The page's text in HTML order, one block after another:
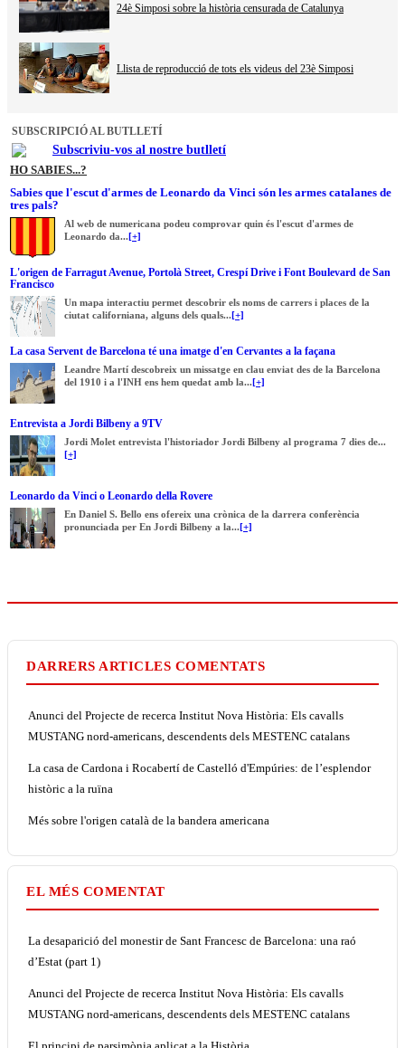
24è Simposi sobre la història censurada de Catalunya
Llista de reproducció de tots els videus del 23è Simposi
SUBSCRIPCIÓ AL BUTLLETÍ
Subscriviu-vos al nostre butlletí
HO SABIES...?
Sabies que l'escut d'armes de Leonardo da Vinci són les armes catalanes de
tres pals?
Al web de numericana podeu comprovar quin és l'escut d'armes de
Leonardo da...[+]
L'origen de Farragut Avenue, Portolà Street, Crespí Drive i Font Boulevard de San
Francisco
Un mapa interactiu permet descobrir els noms de carrers i places de la
ciutat californiana, alguns dels quals...[+]
La casa Servent de Barcelona té una imatge d'en Cervantes a la façana
Leandre Martí descobreix un missatge en clau enviat des de la Barcelona
del 1910 i a l'INH ens hem quedat amb la...[+]
Entrevista a Jordi Bilbeny a 9TV
Jordi Molet entrevista l'historiador Jordi Bilbeny al programa 7 dies de...
[+]
Leonardo da Vinci o Leonardo della Rovere
En Daniel S. Bello ens ofereix una crònica de la darrera conferència
pronunciada per En Jordi Bilbeny a la...[+]
DARRERS ARTICLES COMENTATS
Anunci del Projecte de recerca Institut Nova Història: Els cavalls
MUSTANG nord-americans, descendents dels MESTENC catalans
La casa de Cardona i Rocabertí de Castelló d'Empúries: de l’esplendor
històric a la ruïna
Més sobre l'origen català de la bandera americana
EL MÉS COMENTAT
La desaparició del monestir de Sant Francesc de Barcelona: una raó
d’Estat (part 1)
Anunci del Projecte de recerca Institut Nova Història: Els cavalls
MUSTANG nord-americans, descendents dels MESTENC catalans